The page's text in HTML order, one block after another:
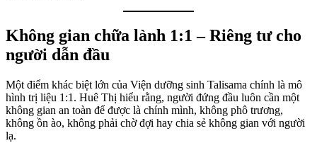
Không gian chữa lành 1:1 – Riêng tư cho
người dẫn đầu
Một điểm khác biệt lớn của Viện dưỡng sinh Talisama chính là mô
hình trị liệu 1:1. Huê Thị hiểu rằng, người đứng đầu luôn cần một
không gian an toàn để được là chính mình, không phô trương,
không ồn ào, không phải chờ đợi hay chia sẻ không gian với người
lạ.